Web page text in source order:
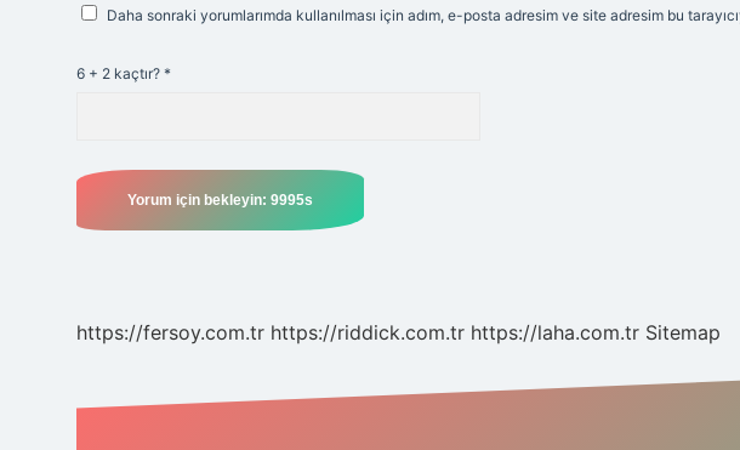
Daha sonraki yorumlarımda kullanılması için adım, e-posta adresim ve site adresim bu
6 + 2 kaçtır? *
https://fersoy.com.tr https://riddick.com.tr https://laha.com.tr Sitemap